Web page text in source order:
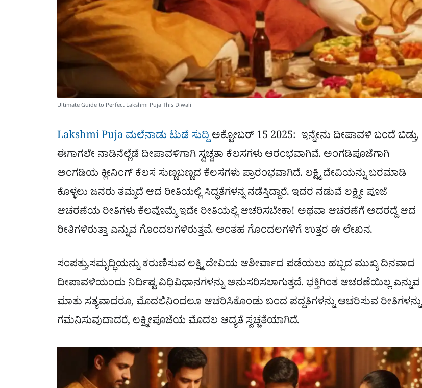
Ultimate Guide to Perfect Lakshmi Puja This Diwali
Lakshmi Puja ಮಲೆನಾಡು ಟುಡೆ ಸುದ್ದಿಅಕ್ಟೋಬರ್ 15 2025: ಇನ್ನೇನು ದೀಪಾವಳಿ ಬಂದೆ ಬಿಡ್ತು,
ಈಗಾಗಲೇ ನಾಡಿನೆಲ್ಲೆಡೆ ದೀಪಾವಳಿಗಾಗಿ ಸ್ವಚ್ಚತಾ ಕೆಲಸಗಳು ಆರಂಭವಾಗಿವೆ. ಅಂಗಡಿಪೂಜೆಗಾಗಿ
ಅಂಗಡಿಯ ಕ್ಲೀನಿಂಗ್ ಕೆಲಸ ಸುಣ್ಣಬಣ್ಣದ ಕೆಲಸಗಳು ಪ್ರಾರಂಭವಾಗಿದೆ. ಲಕ್ಷ್ಮಿ ದೇವಿಯನ್ನು ಬರಮಾಡಿ
ಕೊಳ್ಳಲು ಜನರು ತಮ್ಮದೆ ಆದ ರೀತಿಯಲ್ಲಿ ಸಿದ್ಧತೆಗಳನ್ನ ನಡೆಸ್ತಿದ್ದಾರೆ. ಇದರ ನಡುವೆ ಲಕ್ಷ್ಮೀ ಪೂಜೆ
ಆಚರಣೆಯ ರೀತಿಗಳು ಕೆಲವೊಮ್ಮೆ ಇದೇ ರೀತಿಯಲ್ಲಿ ಆಚರಿಸಬೇಕಾ! ಅಥವಾ ಆಚರಣೆಗೆ ಅದರದ್ದೆ ಆದ
ರೀತಿಗಳಿರುತ್ತಾ ಎನ್ನುವ ಗೊಂದಲಗಳಿರುತ್ತವೆ. ಅಂತಹ ಗೊಂದಲಗಳಿಗೆ ಉತ್ತರ ಈ ಲೇಖನ.
ಸಂಪತ್ತು,ಸಮೃದ್ಧಿಯನ್ನು ಕರುಣಿಸುವ ಲಕ್ಷ್ಮಿ ದೇವಿಯ ಆಶೀರ್ವಾದ ಪಡೆಯಲು ಹಬ್ಬದ ಮುಖ್ಯ ದಿನವಾದ
ದೀಪಾವಳಿಯಂದು ನಿರ್ದಿಷ್ಟ ವಿಧಿವಿಧಾನಗಳನ್ನು ಅನುಸರಿಸಲಾಗುತ್ತದೆ. ಭಕ್ತಿಗಿಂತ ಆಚರಣೆಯಿಲ್ಲ ಎನ್ನುವ
ಮಾತು ಸತ್ಯವಾದರೂ, ಮೊದಲಿನಿಂದಲೂ ಆಚರಿಸಿಕೊಂಡು ಬಂದ ಪದ್ದತಿಗಳನ್ನು ಆಚರಿಸುವ ರೀತಿಗಳನ್ನು
ಗಮನಿಸುವುದಾದರೆ, ಲಕ್ಷ್ಮೀಪೂಜೆಯ ಮೊದಲ ಆದ್ಯತೆ ಸ್ವಚ್ಚತೆಯಾಗಿದೆ.